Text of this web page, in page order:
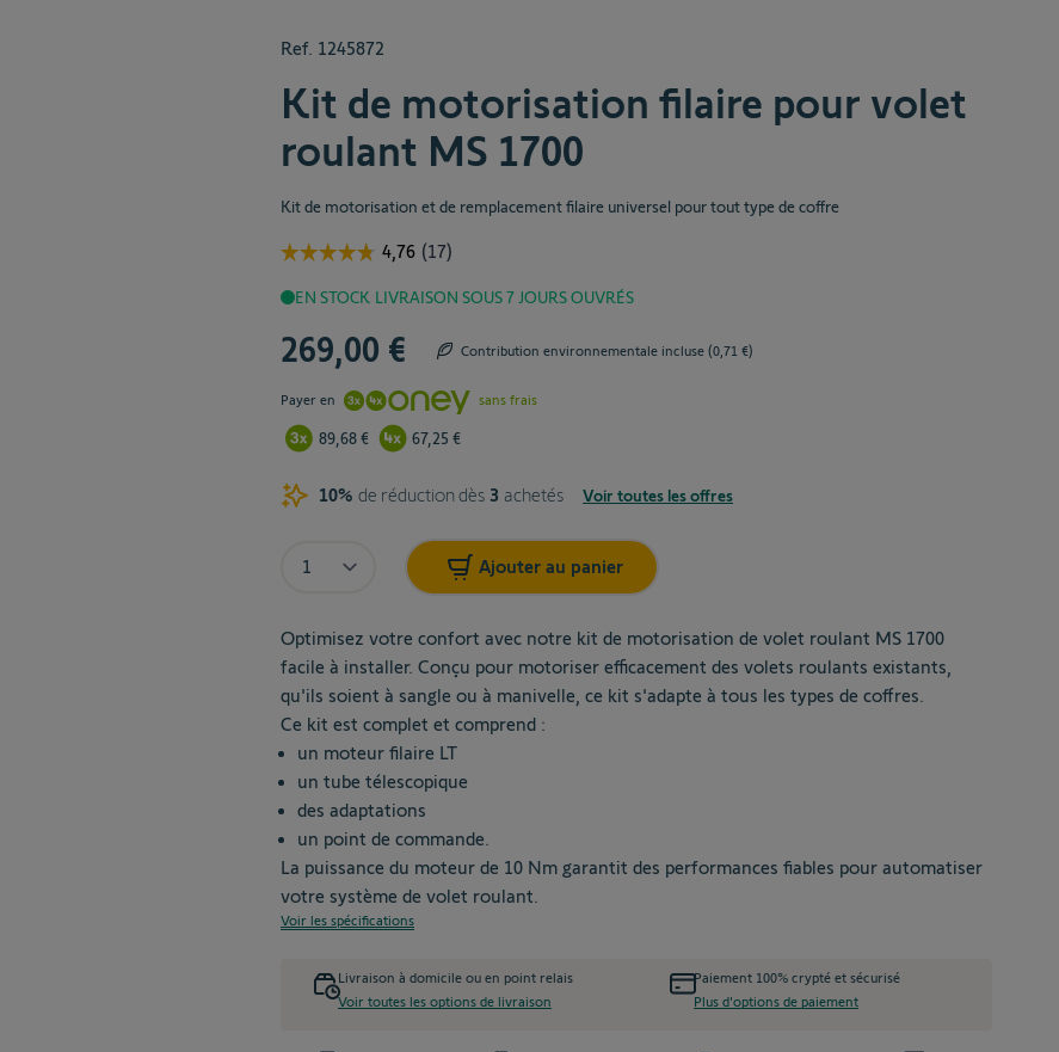
Ref. 1245872
Kit de motorisation filaire pour volet
roulant MS 1700
Kit de motorisation et de remplacement filaire universel pour tout type de coffre
EN STOCK LIVRAISON SOUS 7 JOURS OUVRÉS
269,00 € Contribution environnementale incluse (0,71 €)
Payer en sans frais
89,68 € 67,25 €
10% de réduction dès 3 achetés Voir toutes les offres
10% 3
Ajouter au panier
Optimisez votre confort avec notre kit de motorisation de volet roulant MS 1700
facile à installer. Conçu pour motoriser efficacement des volets roulants existants,
qu'ils soient à sangle ou à manivelle, ce kit s'adapte à tous les types de coffres.
Ce kit est complet et comprend :
un moteur filaire LT
un tube télescopique
des adaptations
un point de commande.
La puissance du moteur de 10 Nm garantit des performances fiables pour automatiser
votre système de volet roulant.
Voir les spécifications
Livraison à domicile ou en point relais
Voir toutes les options de livraison
Paiement 100% crypté et sécurisé
Plus d'options de paiement